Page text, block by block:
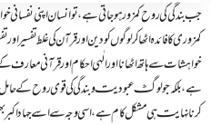
جب بندگی کی روح کمزور ہوجاتی ہے، تو انسان اپنی
کمزوری کا فائدہ اٹھا کر لوگوں کو دین اور قرآن کی غلط
خواہشات سے ہاتھ اٹھانا اور الٰہی احکام اور قرآنی
ہے، بلکہ جو لوگ عبودیت و بندگی کی قوی روح کے
کرنا نہایت ہی مشکل کام ہے، اسی وجہ سے اسے جہاد اکبر